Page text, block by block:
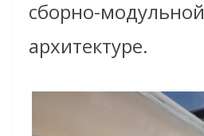
сборно-модульной
архитектуре.